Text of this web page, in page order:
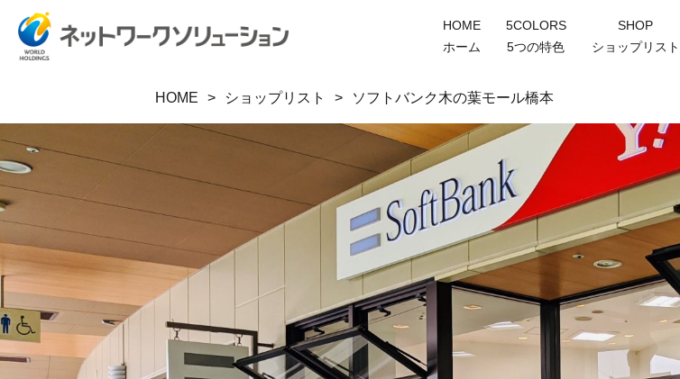
HOME
ホーム
5COLORS
5つの特色
SHOP
ショップリスト
HOME ショップリスト ソフトバンク木の葉モール橋本